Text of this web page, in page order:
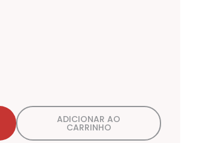
ADICIONAR AO
CARRINHO